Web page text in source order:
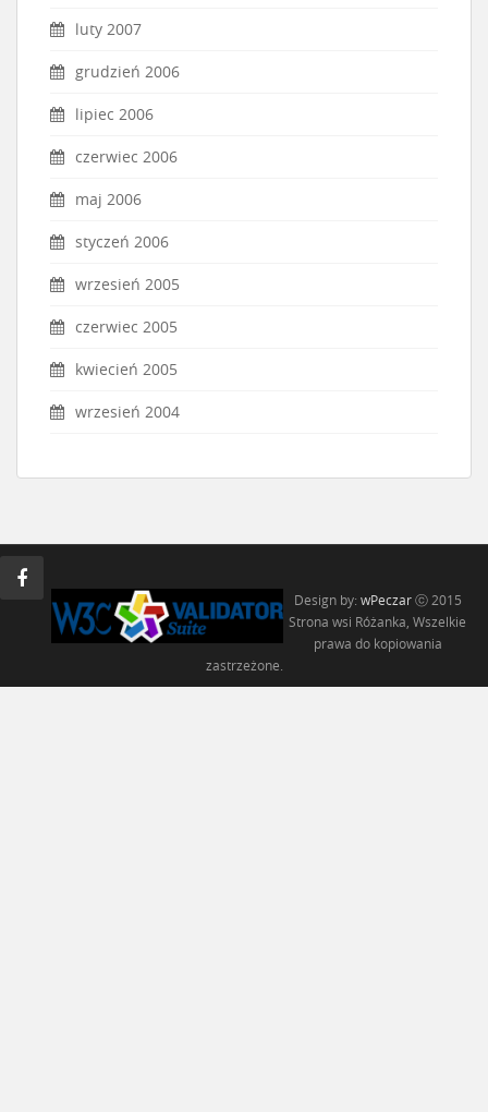
luty 2007
grudzień 2006
lipiec 2006
czerwiec 2006
maj 2006
styczeń 2006
wrzesień 2005
czerwiec 2005
kwiecień 2005
wrzesień 2004
Design by: wPeczar ⓒ 2015
Strona wsi Różanka, Wszelkie
prawa do kopiowania
zastrzeżone.